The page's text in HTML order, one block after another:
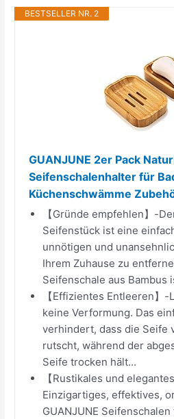
BESTSELLER NR. 2
GUANJUNE 2er Pack
Seifenschalenhalter für
Küchenschwämme
【Gründe empfehlen】-
Seifenstück ist eine
unnötigen und
Ihrem Zuhause zu
Seifenschale aus Bambus
【Effizientes Entleeren】
keine Verformung. Das
verhindert, dass die Seife
rutscht, während der
Seife trocken hält...
【Rustikales und
Einzigartiges, effektives,
GUANJUNE